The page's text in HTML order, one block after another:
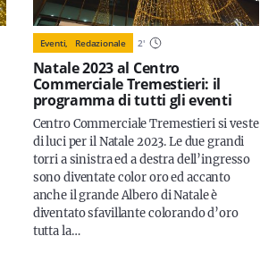
Eventi, Redazionale 2'
Natale 2023 al Centro
Commerciale Tremestieri: il
programma di tutti gli eventi
Centro Commerciale Tremestieri si veste
di luci per il Natale 2023. Le due grandi
torri a sinistra ed a destra dell’ingresso
sono diventate color oro ed accanto
anche il grande Albero di Natale è
diventato sfavillante colorando d’oro
tutta la…